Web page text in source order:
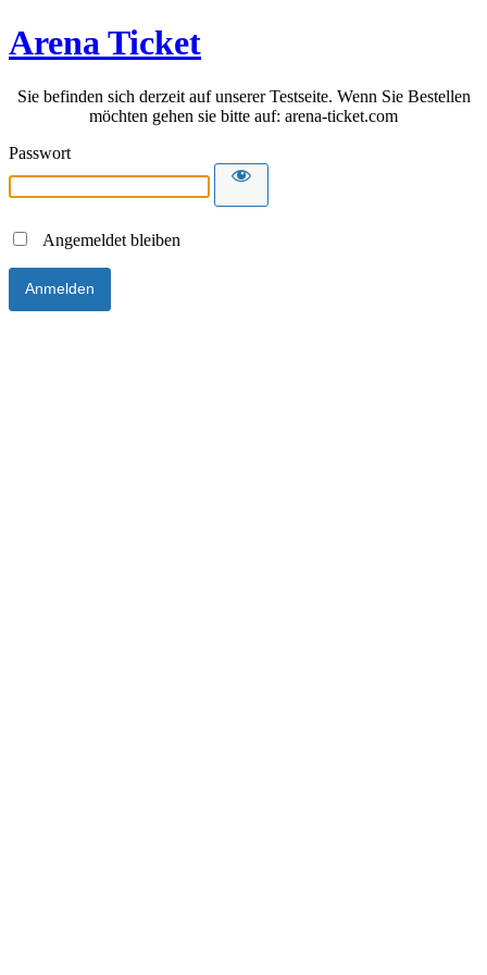
Arena Ticket
Sie befinden sich derzeit auf unserer Testseite. Wenn Sie Bestellen
möchten gehen sie bitte auf: arena-ticket.com
Passwort
Angemeldet bleiben